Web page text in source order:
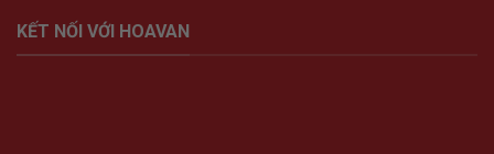
KẾT NỐI VỚI HOAVAN